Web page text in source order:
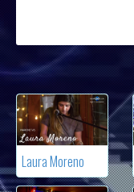
Laura Moreno